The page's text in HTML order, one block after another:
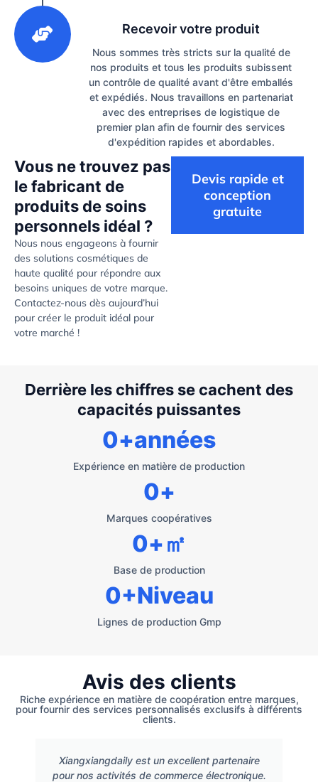
Recevoir votre produit
Nous sommes très stricts sur la qualité de
nos produits et tous les produits subissent
un contrôle de qualité avant d'être emballés
et expédiés. Nous travaillons en partenariat
avec des entreprises de logistique de
premier plan afin de fournir des services
d'expédition rapides et abordables.
Vous ne trouvez pas
le fabricant de
produits de soins
personnels idéal ?
Nous nous engageons à fournir
des solutions cosmétiques de
haute qualité pour répondre aux
besoins uniques de votre marque.
Contactez-nous dès aujourd’hui
pour créer le produit idéal pour
votre marché !
Devis rapide et
conception
gratuite
Derrière les chiffres se cachent des
capacités puissantes
Expérience en matière de production
0+années
Marques coopératives
0+
Base de production
0+㎡
Lignes de production Gmp
0+Niveau
Avis des clients
Riche expérience en matière de coopération entre marques,
pour fournir des services personnalisés exclusifs à différents
clients.
Xiangxiangdaily est un excellent partenaire
pour nos activités de commerce électronique.